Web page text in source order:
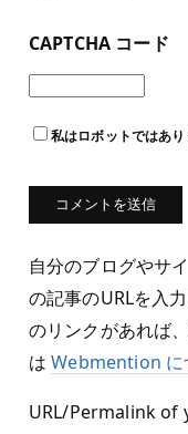
CAPTCHA コード
私はロボットではあり
自分のブログやサ
の記事のURLを入
のリンクがあれば
はWebmention に
URL/Permalink of